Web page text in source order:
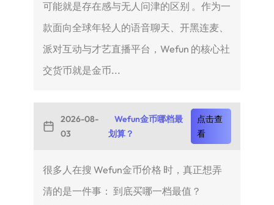
可能就是存在感与无人问津的区别 。作为一
款面向全球年轻人的语音聊天、开黑连麦、
派对互动与才艺直播平台，Wefun 的核心社
交货币就是金币...
2026-08-
03
Wefun金币哪档最
划算？
点击查
看
很多人在搜 Wefun金币价格 时，真正想弄
清的是一件事： 到底买哪一档最值？